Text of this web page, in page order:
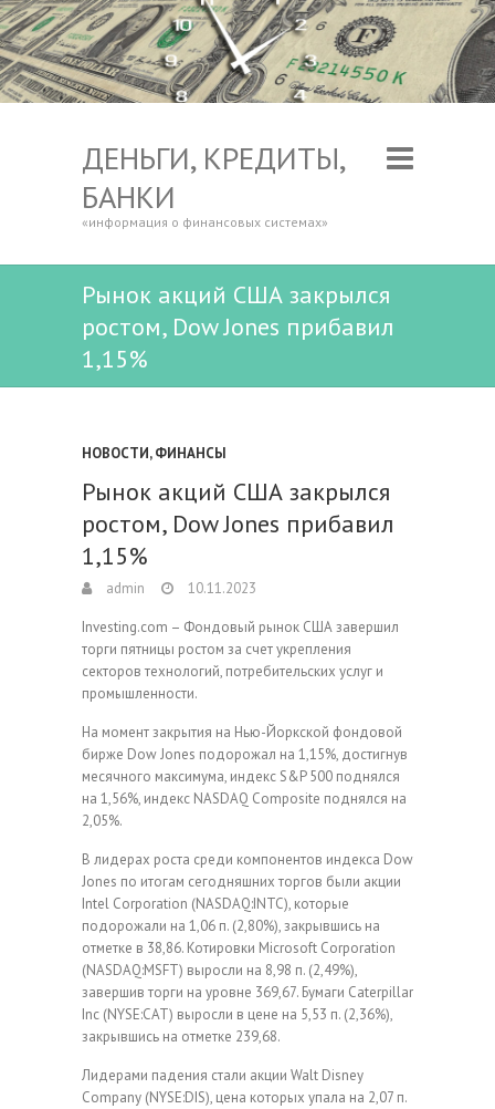
ДЕНЬГИ, КРЕДИТЫ,
БАНКИ
«информация о финансовых системах»
Рынок акций США закрылся
ростом, Dow Jones прибавил
1,15%
НОВОСТИ,ФИНАНСЫ
Рынок акций США закрылся
ростом, Dow Jones прибавил
1,15%
admin 10.11.2023
Investing.com – Фондовый рынок США завершил
торги пятницы ростом за счет укрепления
секторов технологий, потребительских услуг и
промышленности.
На момент закрытия на Нью-Йоркской фондовой
бирже Dow Jones подорожал на 1,15%, достигнув
месячного максимума, индекс S&P 500 поднялся
на 1,56%, индекс NASDAQ Composite поднялся на
2,05%.
В лидерах роста среди компонентов индекса Dow
Jones по итогам сегодняшних торгов были акции
Intel Corporation (NASDAQ:INTC), которые
подорожали на 1,06 п. (2,80%), закрывшись на
отметке в 38,86. Котировки Microsoft Corporation
(NASDAQ:MSFT) выросли на 8,98 п. (2,49%),
завершив торги на уровне 369,67. Бумаги Caterpillar
Inc (NYSE:CAT) выросли в цене на 5,53 п. (2,36%),
закрывшись на отметке 239,68.
Лидерами падения стали акции Walt Disney
Company (NYSE:DIS), цена которых упала на 2,07 п.